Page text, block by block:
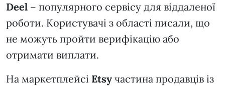
Deel – популярного сервісу для віддаленої
роботи. Користувачі з області писали, що
не можуть пройти верифікацію або
отримати виплати.
На маркетплейсі Etsy частина продавців із